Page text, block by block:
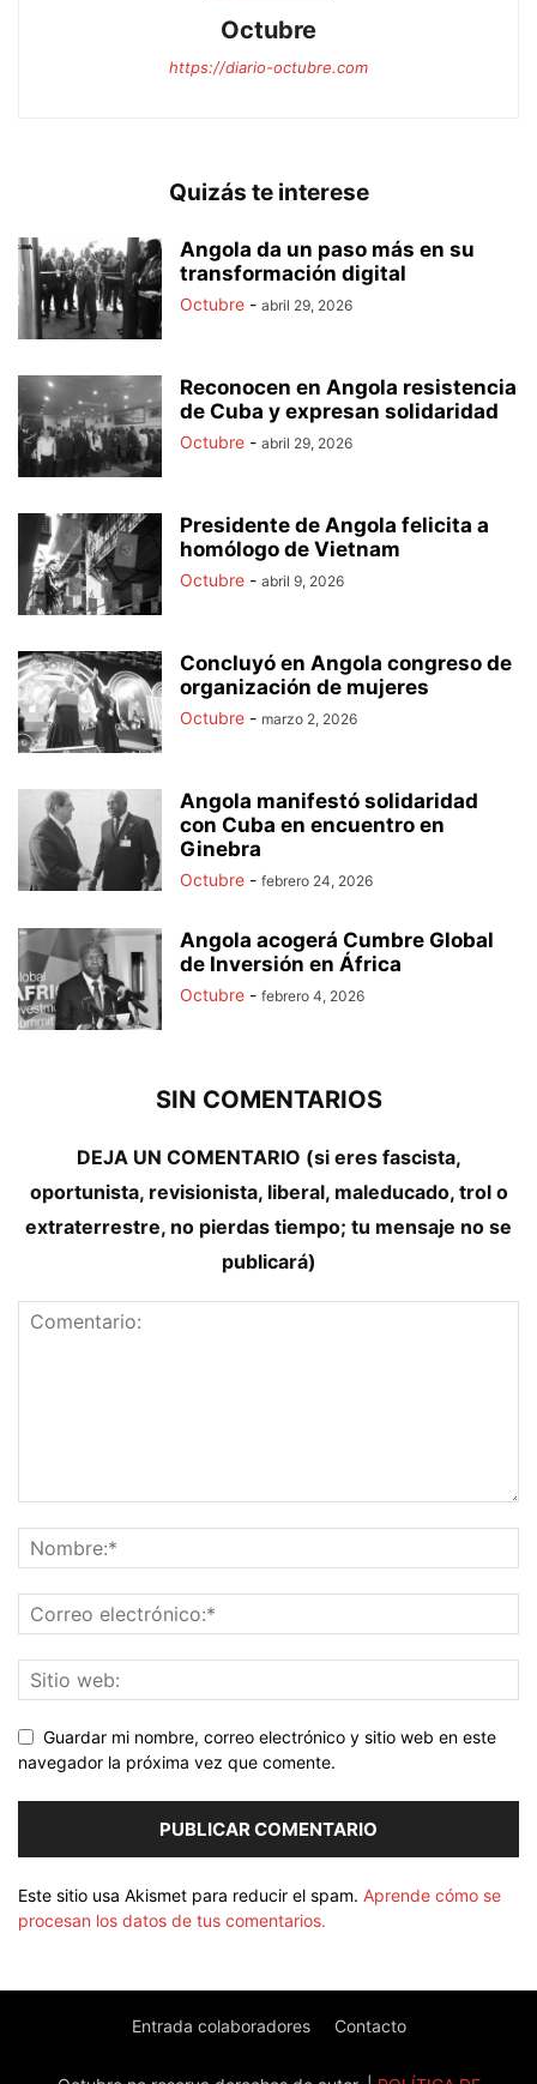
Octubre
https://diario-octubre.com
Quizás te interese
Angola da un paso más en su
transformación digital
Octubre - abril 29, 2026
Reconocen en Angola resistencia
de Cuba y expresan solidaridad
Octubre - abril 29, 2026
Presidente de Angola felicita a
homólogo de Vietnam
Octubre - abril 9, 2026
Concluyó en Angola congreso de
organización de mujeres
Octubre - marzo 2, 2026
Angola manifestó solidaridad
con Cuba en encuentro en
Ginebra
Octubre - febrero 24, 2026
Angola acogerá Cumbre Global
de Inversión en África
Octubre - febrero 4, 2026
SIN COMENTARIOS
DEJA UN COMENTARIO (si eres fascista,
oportunista, revisionista, liberal, maleducado, trol o
extraterrestre, no pierdas tiempo; tu mensaje no se
publicará)
Guardar mi nombre, correo electrónico y sitio web en este
navegador la próxima vez que comente.
Este sitio usa Akismet para reducir el spam. Aprende cómo se
procesan los datos de tus comentarios.
Entrada colaboradores Contacto